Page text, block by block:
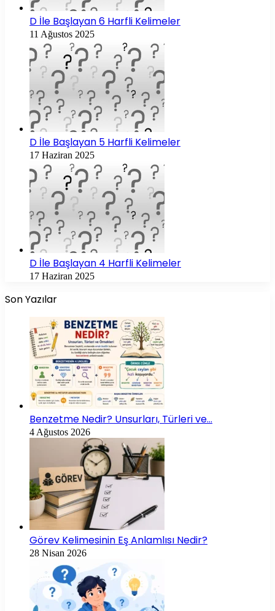
D İle Başlayan 6 Harfli Kelimeler
11 Ağustos 2025
D İle Başlayan 5 Harfli Kelimeler
17 Haziran 2025
D İle Başlayan 4 Harfli Kelimeler
17 Haziran 2025
Son Yazılar
Benzetme Nedir? Unsurları, Türleri ve…
4 Ağustos 2026
Görev Kelimesinin Eş Anlamlısı Nedir?
28 Nisan 2026